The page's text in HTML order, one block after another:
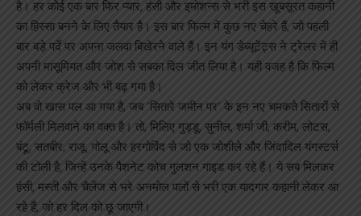
है। हर कोई एक बार फिर प्यार, हंसी और इमोशन्स से भरी इस खूबसूरत कहानी
का हिस्सा बनने के लिए तैयार है। इस बार फिल्म में कुछ नए चेहरे हैं, जो पहली
बार बड़े पर्दे पर अपना जलवा बिखेरने वाले हैं। इन यंग डेब्यूटेंट्स ने ट्रेलर में ही
अपनी मासूमियत और जोश से सबका दिल जीत लिया है। यही वजह है कि फिल्म
को लेकर क्रेज और भी बढ़ गया है।
अब वो खास पल आ गया है, जब ‘सितारे जमीन पर’ के इन नए चमकते सितारों से
फॉर्मली मिलवाने का वक्त है। तो, मिलिए गुड्डू, सुनील, शर्मा जी, करीम, लोटस,
बंटू, सतबीर, राजू, गोलू और हरगोविंद से जो एक जोशीले और जिंदादिल यंगस्टर्स
की टोली है, जिन्हें उनके पैशनेट कोच गुलशन गाइड कर रहे हैं। ये सब मिलकर
हंसी, मस्ती और चैलेंज से भरे अनमोल पलों से भरी एक यादगार कहानी लेकर आ
रहे हैं, जो हर दिल को छू जाएगी।